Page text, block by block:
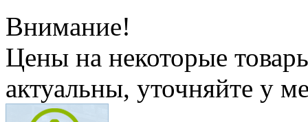
Внимание!
Цены на некоторые
актуальны, уточняйте у